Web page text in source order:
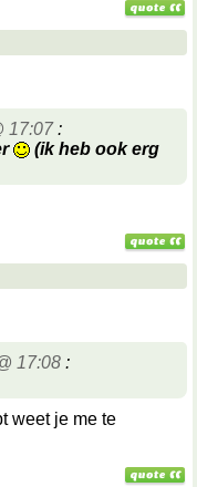
17:07:
(ik heb ook erg
17:08 :
weet je me te